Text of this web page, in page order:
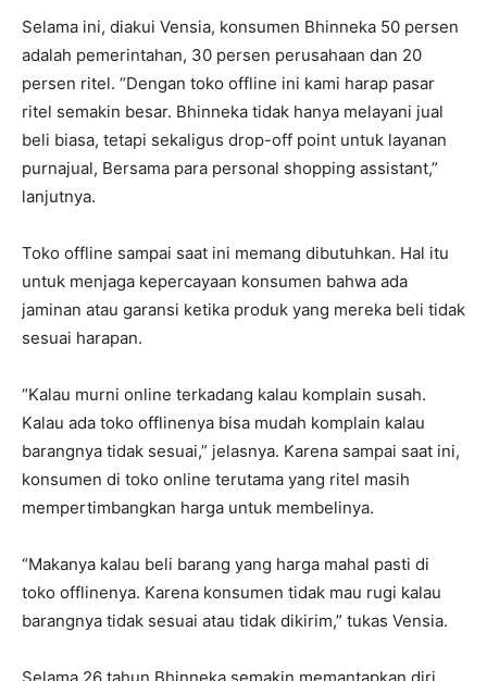
Selama ini, diakui Vensia, konsumen Bhinneka 50 persen
adalah pemerintahan, 30 persen perusahaan dan 20
persen ritel. “Dengan toko offline ini kami harap pasar
ritel semakin besar. Bhinneka tidak hanya melayani jual
beli biasa, tetapi sekaligus drop-off point untuk layanan
purnajual, Bersama para personal shopping assistant,”
lanjutnya.
Toko offline sampai saat ini memang dibutuhkan. Hal itu
untuk menjaga kepercayaan konsumen bahwa ada
jaminan atau garansi ketika produk yang mereka beli tidak
sesuai harapan.
“Kalau murni online terkadang kalau komplain susah.
Kalau ada toko offlinenya bisa mudah komplain kalau
barangnya tidak sesuai,” jelasnya. Karena sampai saat ini,
konsumen di toko online terutama yang ritel masih
mempertimbangkan harga untuk membelinya.
“Makanya kalau beli barang yang harga mahal pasti di
toko offlinenya. Karena konsumen tidak mau rugi kalau
barangnya tidak sesuai atau tidak dikirim,” tukas Vensia.